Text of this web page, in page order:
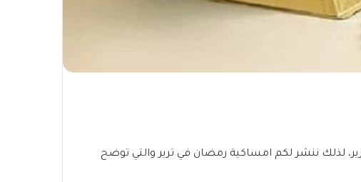
مدينة ترير، لذلك ننشر لكم امساكية رمضان في ترير والتي توضح